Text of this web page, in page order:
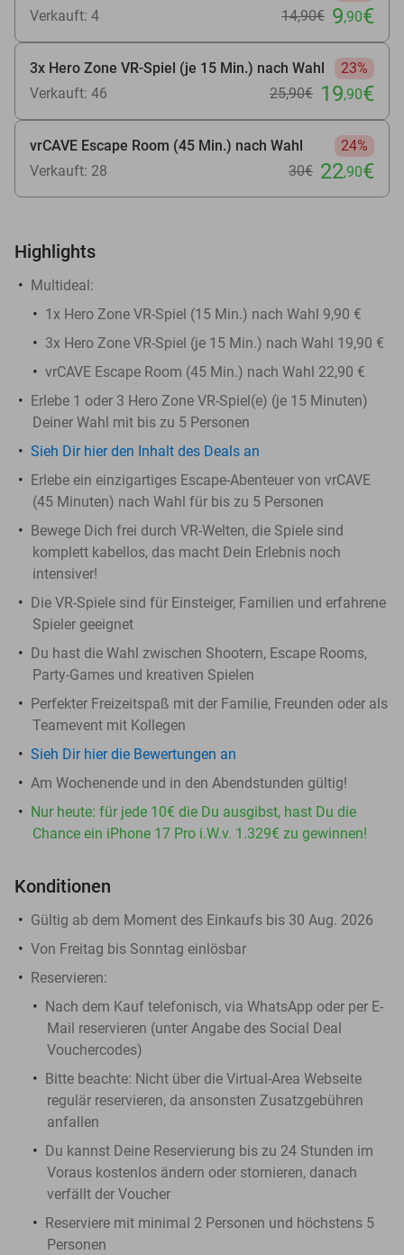
Verkauft: 4
14,90€ 9,90€
3x Hero Zone VR-Spiel (je 15 Min.) nach Wahl
23%
Verkauft: 46
25,90€ 19,90€
vrCAVE Escape Room (45 Min.) nach Wahl
24%
Verkauft: 28
30€ 22,90€
Highlights
Multideal:
1x Hero Zone VR-Spiel (15 Min.) nach Wahl 9,90 €
3x Hero Zone VR-Spiel (je 15 Min.) nach Wahl 19,90 €
vrCAVE Escape Room (45 Min.) nach Wahl 22,90 €
Erlebe 1 oder 3 Hero Zone VR-Spiel(e) (je 15 Minuten)
Deiner Wahl mit bis zu 5 Personen
Sieh Dir hier den Inhalt des Deals an
Erlebe ein einzigartiges Escape-Abenteuer von vrCAVE
(45 Minuten) nach Wahl für bis zu 5 Personen
Bewege Dich frei durch VR-Welten, die Spiele sind
komplett kabellos, das macht Dein Erlebnis noch
intensiver!
Die VR-Spiele sind für Einsteiger, Familien und erfahrene
Spieler geeignet
Du hast die Wahl zwischen Shootern, Escape Rooms,
Party-Games und kreativen Spielen
Perfekter Freizeitspaß mit der Familie, Freunden oder als
Teamevent mit Kollegen
Sieh Dir hier die Bewertungen an
Am Wochenende und in den Abendstunden gültig!
Nur heute: für jede 10€ die Du ausgibst, hast Du die
Chance ein iPhone 17 Pro i.W.v. 1.329€ zu gewinnen!
Konditionen
Gültig ab dem Moment des Einkaufs bis 30 Aug. 2026
Von Freitag bis Sonntag einlösbar
Reservieren:
Nach dem Kauf telefonisch, via WhatsApp oder per E-
Mail reservieren (unter Angabe des Social Deal
Vouchercodes)
Bitte beachte: N​icht über die Virtual-Area Webseite
regulär reservieren, da ansonsten Zusatzgebühren
anfallen
Du kannst Deine Reservierung bis zu 24 Stunden im
Voraus kostenlos ändern oder stornieren, danach
verfällt der Voucher
Reserviere mit minimal 2 Personen und höchstens 5
Personen